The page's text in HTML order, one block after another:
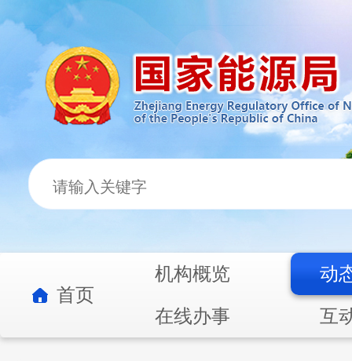
首页
机构概览
动
在线办事
互